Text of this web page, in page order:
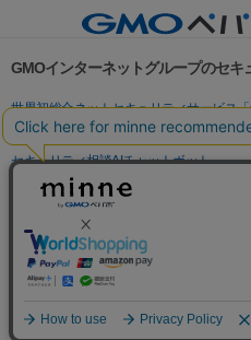
GMOインターネットグループのセキ
世界初総合ネットセキュリティサービス「
パスワード漏洩診断
Webサイトリスク
セキュリティ相談AIチャットボット
実在証明・盗聴対策
サイバー攻撃対策（GMO Flatt Security）
セキュリティ事業の軌跡